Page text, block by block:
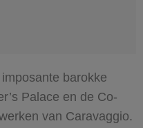
barokke
Palace en de Co-
van Caravaggio.